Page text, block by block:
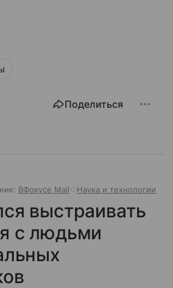
Поделиться
ВФокусе Mail Наука и технологии
выстраивать
с людьми